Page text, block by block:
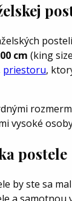
cm (king
priestoru,
vysoké
postele
by ste sa